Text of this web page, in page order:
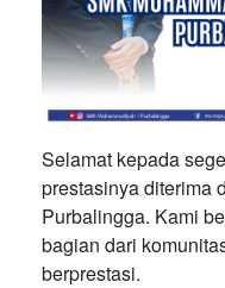
Selamat kepada
prestasinya diterima
Purbalingga. Kami
bagian dari
berprestasi.